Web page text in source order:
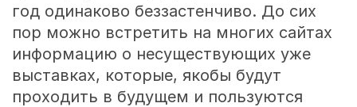
год одинаково беззастенчиво. До сих
пор можно встретить на многих сайтах
информацию о несуществующих уже
выставках, которые, якобы будут
проходить в будущем и пользуются